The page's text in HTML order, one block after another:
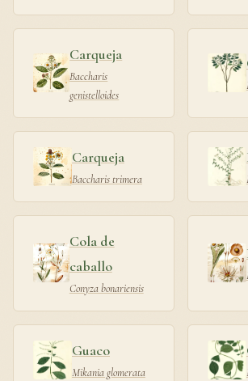
Carqueja
Baccharis
genistelloides
Carqueja
Baccharis trimera
Cola de
caballo
Conyza bonariensis
Guaco
Mikania glomerata